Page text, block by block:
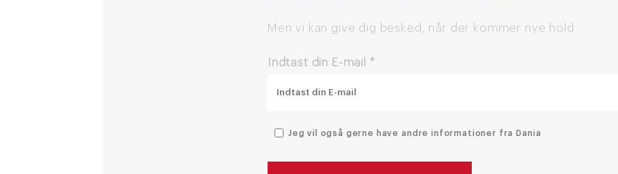
Men vi kan give dig besked, når der kommer nye hold
Indtast din E-mail *
Jeg vil også gerne have andre informationer fra Dania